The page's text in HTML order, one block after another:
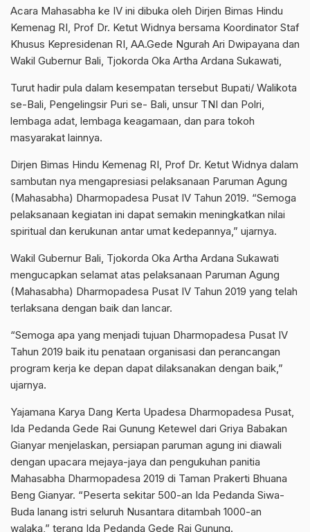
Acara Mahasabha ke IV ini dibuka oleh Dirjen Bimas Hindu
Kemenag RI, Prof Dr. Ketut Widnya bersama Koordinator Staf
Khusus Kepresidenan RI, AA.Gede Ngurah Ari Dwipayana dan
Wakil Gubernur Bali, Tjokorda Oka Artha Ardana Sukawati,
Turut hadir pula dalam kesempatan tersebut Bupati/ Walikota
se-Bali, Pengelingsir Puri se- Bali, unsur TNI dan Polri,
lembaga adat, lembaga keagamaan, dan para tokoh
masyarakat lainnya.
Dirjen Bimas Hindu Kemenag RI, Prof Dr. Ketut Widnya dalam
sambutan nya mengapresiasi pelaksanaan Paruman Agung
(Mahasabha) Dharmopadesa Pusat IV Tahun 2019. “Semoga
pelaksanaan kegiatan ini dapat semakin meningkatkan nilai
spiritual dan kerukunan antar umat kedepannya,” ujarnya.
Wakil Gubernur Bali, Tjokorda Oka Artha Ardana Sukawati
mengucapkan selamat atas pelaksanaan Paruman Agung
(Mahasabha) Dharmopadesa Pusat IV Tahun 2019 yang telah
terlaksana dengan baik dan lancar.
“Semoga apa yang menjadi tujuan Dharmopadesa Pusat IV
Tahun 2019 baik itu penataan organisasi dan perancangan
program kerja ke depan dapat dilaksanakan dengan baik,”
ujarnya.
Yajamana Karya Dang Kerta Upadesa Dharmopadesa Pusat,
Ida Pedanda Gede Rai Gunung Ketewel dari Griya Babakan
Gianyar menjelaskan, persiapan paruman agung ini diawali
dengan upacara mejaya-jaya dan pengukuhan panitia
Mahasabha Dharmopadesa 2019 di Taman Prakerti Bhuana
Beng Gianyar. “Peserta sekitar 500-an Ida Pedanda Siwa-
Buda lanang istri seluruh Nusantara ditambah 1000-an
walaka,” terang Ida Pedanda Gede Rai Gunung.